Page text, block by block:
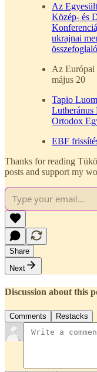
Az
Közép- és
ukrajnai
összefoglaló
Az Európai
május 20
Tapio
Lutheránus
Ortodox
EBF
Thanks for reading
posts and support my
Share
Next
Discussion about this
Comments Restacks